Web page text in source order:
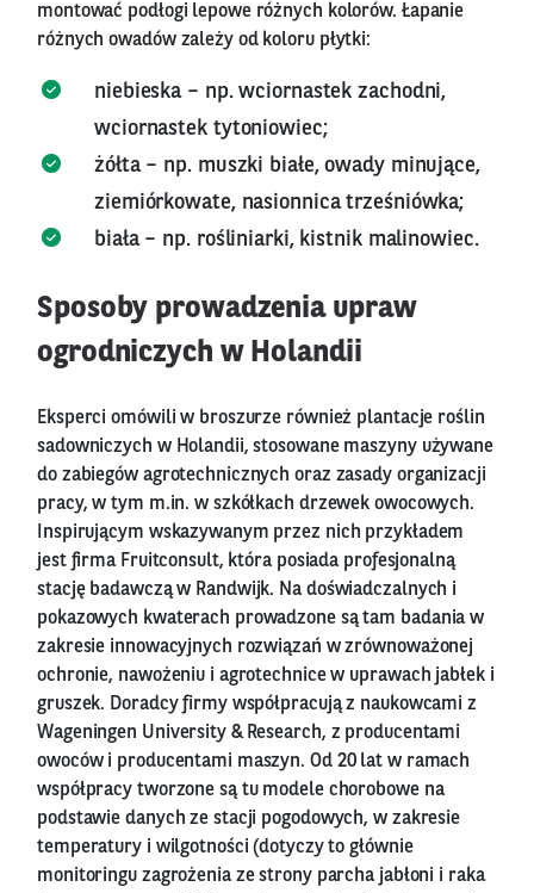
montować podłogi lepowe różnych kolorów. Łapanie
różnych owadów zależy od koloru płytki:
niebieska – np. wciornastek zachodni,
wciornastek tytoniowiec;
żółta – np. muszki białe, owady minujące,
ziemiórkowate, nasionnica trześniówka;
biała – np. rośliniarki, kistnik malinowiec.
Sposoby prowadzenia upraw
ogrodniczych w Holandii
Eksperci omówili w broszurze również plantacje roślin
sadowniczych w Holandii, stosowane maszyny używane
do zabiegów agrotechnicznych oraz zasady organizacji
pracy, w tym m.in. w szkółkach drzewek owocowych.
Inspirującym wskazywanym przez nich przykładem
jest firma Fruitconsult, która posiada profesjonalną
stację badawczą w Randwijk. Na doświadczalnych i
pokazowych kwaterach prowadzone są tam badania w
zakresie innowacyjnych rozwiązań w zrównoważonej
ochronie, nawożeniu i agrotechnice w uprawach jabłek i
gruszek. Doradcy firmy współpracują z naukowcami z
Wageningen University & Research, z producentami
owoców i producentami maszyn. Od 20 lat w ramach
współpracy tworzone są tu modele chorobowe na
podstawie danych ze stacji pogodowych, w zakresie
temperatury i wilgotności (dotyczy to głównie
monitoringu zagrożenia ze strony parcha jabłoni i raka